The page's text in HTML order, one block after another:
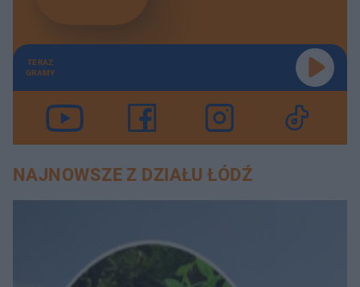
TERAZ
GRAMY
NAJNOWSZE Z DZIAŁU ŁÓDŹ